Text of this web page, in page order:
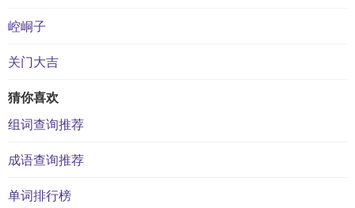
崆峒子
关门大吉
猜你喜欢
组词查询推荐
成语查询推荐
单词排行榜